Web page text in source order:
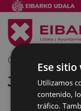
01/03/2019
Junta de
Ese
Utilizamos
contenido,
tráfico.